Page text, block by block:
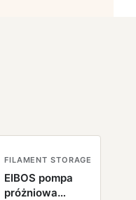
FILAMENT STORAGE
EIBOS pompa
próżniowa